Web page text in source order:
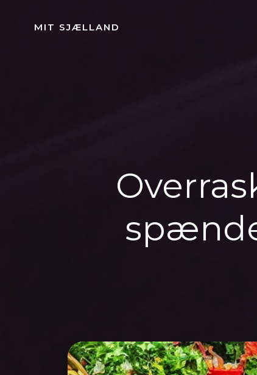
MIT SJÆLLAND